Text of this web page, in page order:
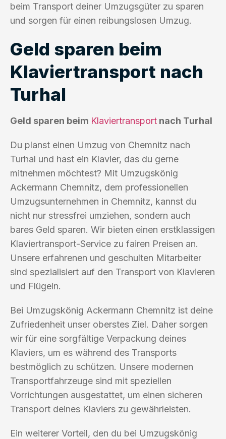
beim Transport deiner Umzugsgüter zu sparen
und sorgen für einen reibungslosen Umzug.
Geld sparen beim
Klaviertransport nach
Turhal
Geld sparen beim Klaviertransport nach Turhal
Du planst einen Umzug von Chemnitz nach
Turhal und hast ein Klavier, das du gerne
mitnehmen möchtest? Mit Umzugskönig
Ackermann Chemnitz, dem professionellen
Umzugsunternehmen in Chemnitz, kannst du
nicht nur stressfrei umziehen, sondern auch
bares Geld sparen. Wir bieten einen erstklassigen
Klaviertransport-Service zu fairen Preisen an.
Unsere erfahrenen und geschulten Mitarbeiter
sind spezialisiert auf den Transport von Klavieren
und Flügeln.
Bei Umzugskönig Ackermann Chemnitz ist deine
Zufriedenheit unser oberstes Ziel. Daher sorgen
wir für eine sorgfältige Verpackung deines
Klaviers, um es während des Transports
bestmöglich zu schützen. Unsere modernen
Transportfahrzeuge sind mit speziellen
Vorrichtungen ausgestattet, um einen sicheren
Transport deines Klaviers zu gewährleisten.
Ein weiterer Vorteil, den du bei Umzugskönig